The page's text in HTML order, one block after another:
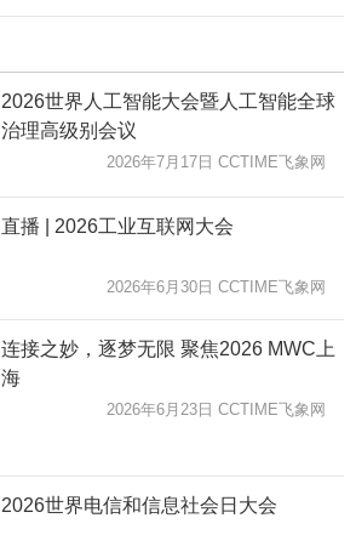
2026世界人工智能大会暨人工智能全球
治理高级别会议
2026年7月17日 CCTIME飞象网
直播 | 2026工业互联网大会
2026年6月30日 CCTIME飞象网
连接之妙，逐梦无限 聚焦2026 MWC上
海
2026年6月23日 CCTIME飞象网
2026世界电信和信息社会日大会